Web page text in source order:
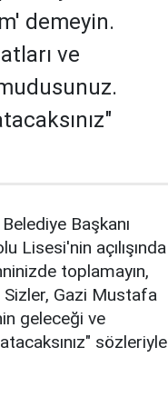
demeyin.
ve
Başkanı
Lisesi'nin açılışında
toplamayın,
Sizler, Gazi Mustafa
geleceği ve
sözleriyle